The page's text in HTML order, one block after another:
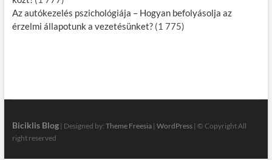
Az autókezelés pszichológiája – Hogyan befolyásolja az
érzelmi állapotunk a vezetésünket? (1 775)
Biciklis Blog| Designed by: Theme Freesia| WordPress| © Copyright All
right reserved